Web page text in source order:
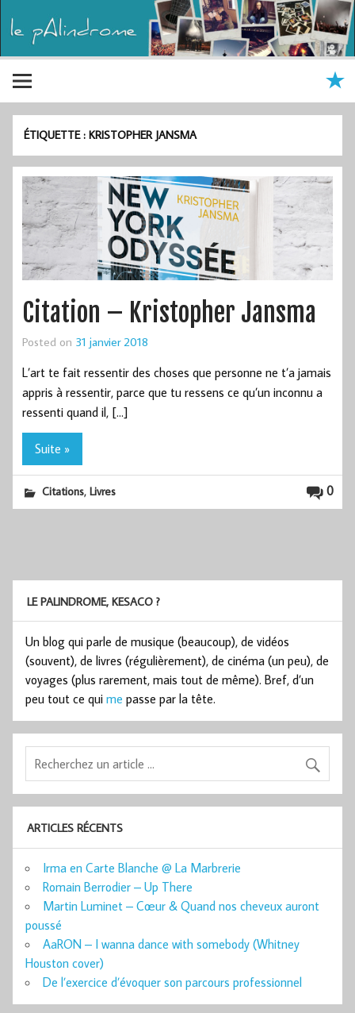
ÉTIQUETTE :KRISTOPHER JANSMA
Citation – Kristopher Jansma
Posted on 31 janvier 2018
L’art te fait ressentir des choses que personne ne t’a jamais
appris à ressentir, parce que tu ressens ce qu’un inconnu a
ressenti quand il, […]
Suite »
0
Citations,Livres
LE PALINDROME, KESACO ?
Un blog qui parle de musique (beaucoup), de vidéos
(souvent), de livres (régulièrement), de cinéma (un peu), de
voyages (plus rarement, mais tout de même). Bref, d’un
peu tout ce qui me passe par la tête.
ARTICLES RÉCENTS
Irma en Carte Blanche @ La Marbrerie
Romain Berrodier – Up There
Martin Luminet – Cœur & Quand nos cheveux auront
poussé
AaRON – I wanna dance with somebody (Whitney
Houston cover)
De l’exercice d’évoquer son parcours professionnel